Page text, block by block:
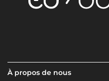
À propos de nous